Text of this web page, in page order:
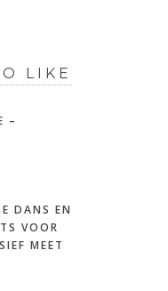
LIKE
–
DANS EN
VOOR
MEET